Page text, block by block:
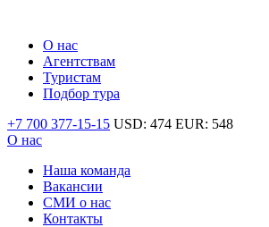
О нас
Агентствам
Туристам
Подбор тура
+7 700 377-15-15 USD: 474 EUR: 548
О нас
Наша команда
Вакансии
СМИ о нас
Контакты